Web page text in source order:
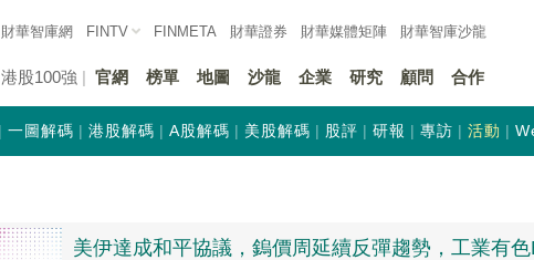
財華智庫網 FINTV FINMETA 財華證券 財華媒體矩陣 財華智庫沙龍
港股100強 官網 榜單 地圖 沙龍 企業 研究 顧問 合作
一圖解碼 港股解碼 A股解碼 美股解碼 股評 研報 專訪 活動
美伊達成和平協議，鎢價周延續反彈趨勢，工業有